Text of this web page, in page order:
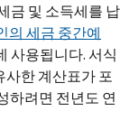
금 및 소득세를 납
의 세금 중간예
사용됩니다. 서식
사한 계산표가 포
하려면 전년도 연